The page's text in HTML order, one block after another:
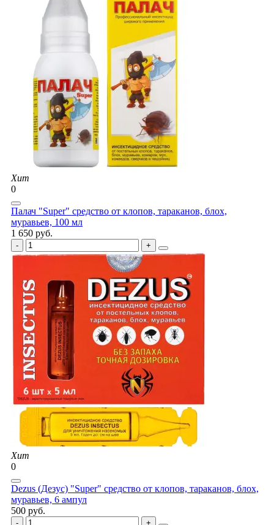
Хит
0
Палач "Super" средство от клопов, тараканов, блох,
муравьев, 100 мл
1 650 руб.
Хит
0
Dezus (Дезус) "Super" средство от клопов, тараканов, блох,
муравьев, 6 ампул
500 руб.